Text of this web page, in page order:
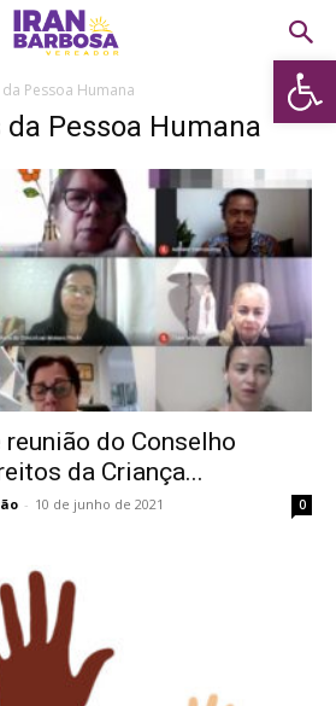
Abrir
Pessoa Humana
Pessoa Humana
reunião do Conselho
da Criança...
- 10 de junho de 2021 0